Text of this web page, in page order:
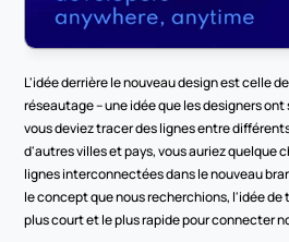
L'idée derrière le nouveau design est celle
réseautage – une idée que les designers
vous deviez tracer des lignes entre
d'autres villes et pays, vous auriez quelque
lignes interconnectées dans le nouveau
le concept que nous recherchions, l'idée de
plus court et le plus rapide pour connecter